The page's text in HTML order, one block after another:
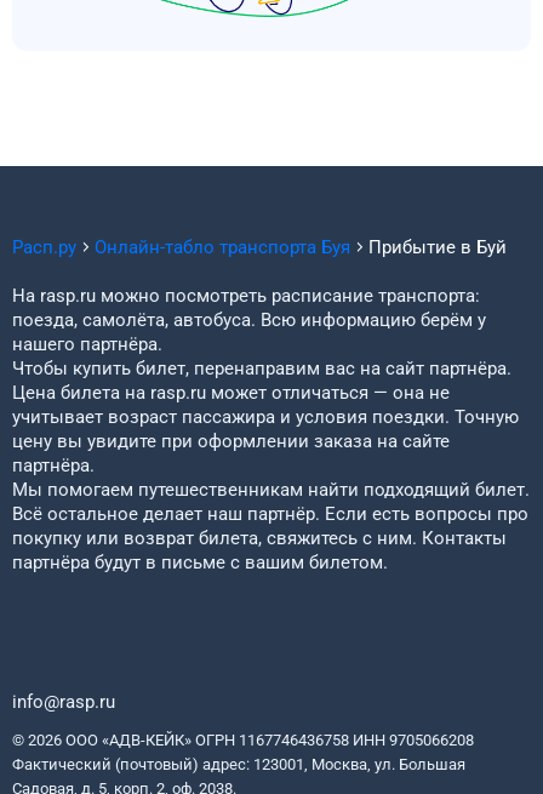
Расп.ру Онлайн-табло транспорта Буя Прибытие в Буй
На rasp.ru можно посмотреть расписание транспорта:
поезда, самолёта, автобуса. Всю информацию берём у
нашего партнёра.
Чтобы купить билет, перенаправим вас на сайт партнёра.
Цена билета на rasp.ru может отличаться — она не
учитывает возраст пассажира и условия поездки. Точную
цену вы увидите при оформлении заказа на сайте
партнёра.
Мы помогаем путешественникам найти подходящий билет.
Всё остальное делает наш партнёр. Если есть вопросы про
покупку или возврат билета, свяжитесь с ним. Контакты
партнёра будут в письме с вашим билетом.
info@rasp.ru
© 2026 ООО «АДВ-КЕЙК» ОГРН 1167746436758 ИНН 9705066208
Фактический (почтовый) адрес: 123001, Москва, ул. Большая
Садовая, д. 5, корп. 2, оф. 2038.